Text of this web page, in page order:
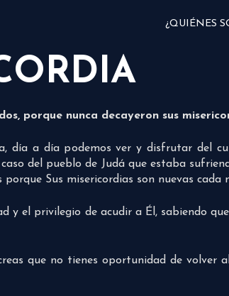
¿QUIÉNES
porque nunca decayeron sus
día a día podemos ver y disfrutar del
del pueblo de Judá que estaba
Sus misericordias son nuevas cada
y el privilegio de acudir a Él, sabiendo
que no tienes oportunidad de volver